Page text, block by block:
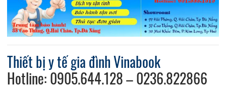
Thiết bị y tế gia đình Vinabook
Hotline: 0905.644.128 – 0236.822866